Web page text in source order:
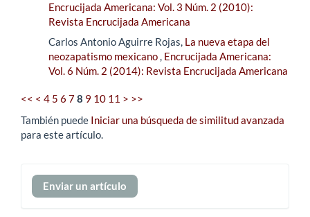
Encrucijada Americana: Vol. 3 Núm. 2 (2010):
Revista Encrucijada Americana
Carlos Antonio Aguirre Rojas, La nueva etapa del
neozapatismo mexicano, Encrucijada Americana:
Vol. 6 Núm. 2 (2014): Revista Encrucijada Americana
<< < 4 5 6 78 9 10 11 > >>
También puede Iniciar una búsqueda de similitud avanzada
para este artículo.
Enviar
un
Enviar un artículo